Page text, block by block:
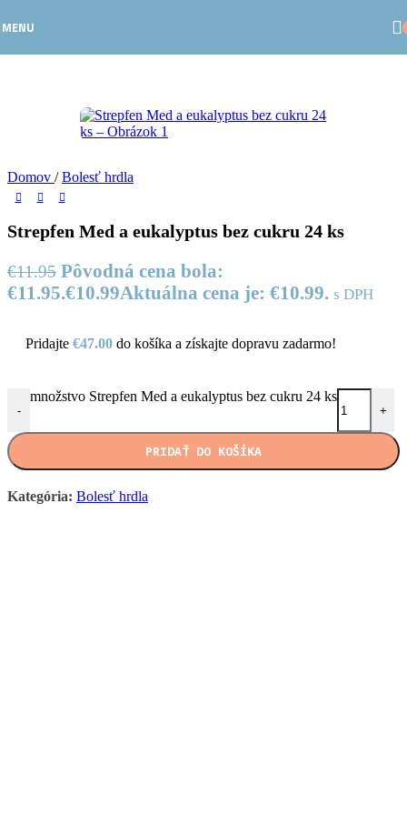
MENU
-8%
Domov / Bolesť hrdla
Strepfen Med a eukalyptus bez cukru 24 ks
€11.95 Pôvodná cena bola:
€11.95.€10.99Aktuálna cena je: €10.99. s DPH
Pridajte €47.00 do košíka a získajte dopravu zadarmo!
-
množstvo Strepfen Med a eukalyptus bez cukru 24 ks
+
PRIDAŤ DO KOŠÍKA
Kategória: Bolesť hrdla